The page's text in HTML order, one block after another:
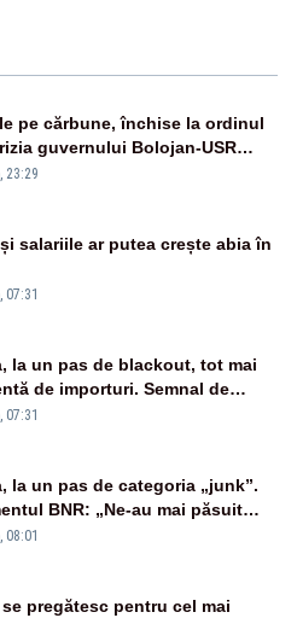
pe cărbune, închise la ordinul
guvernului Bolojan-USR
de alertă
23:29
salariile ar putea crește abia în
07:31
la un pas de blackout, tot mai
de importuri. Semnal de
de un expert în energie
07:31
la un pas de categoria „junk”.
BNR: „Ne-au mai păsuit
luni”
08:01
pregătesc pentru cel mai